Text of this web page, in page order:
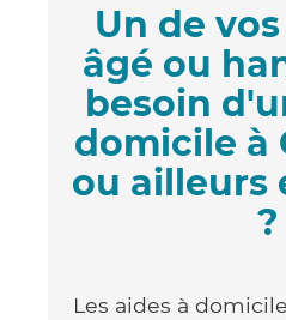
Un de
âgé ou
besoin
domicile à
ou ailleurs
?
Les aides à